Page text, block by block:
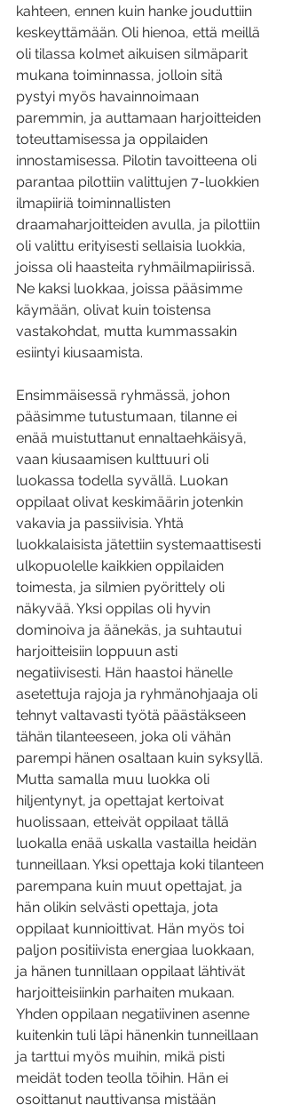
kahteen, ennen kuin hanke jouduttiin
keskeyttämään. Oli hienoa, että meillä
oli tilassa kolmet aikuisen silmäparit
mukana toiminnassa, jolloin sitä
pystyi myös havainnoimaan
paremmin, ja auttamaan harjoitteiden
toteuttamisessa ja oppilaiden
innostamisessa. Pilotin tavoitteena oli
parantaa pilottiin valittujen 7-luokkien
ilmapiiriä toiminnallisten
draamaharjoitteiden avulla, ja pilottiin
oli valittu erityisesti sellaisia luokkia,
joissa oli haasteita ryhmäilmapiirissä.
Ne kaksi luokkaa, joissa pääsimme
käymään, olivat kuin toistensa
vastakohdat, mutta kummassakin
esiintyi kiusaamista.
Ensimmäisessä ryhmässä, johon
pääsimme tutustumaan, tilanne ei
enää muistuttanut ennaltaehkäisyä,
vaan kiusaamisen kulttuuri oli
luokassa todella syvällä. Luokan
oppilaat olivat keskimäärin jotenkin
vakavia ja passiivisia. Yhtä
luokkalaisista jätettiin systemaattisesti
ulkopuolelle kaikkien oppilaiden
toimesta, ja silmien pyörittely oli
näkyvää. Yksi oppilas oli hyvin
dominoiva ja äänekäs, ja suhtautui
harjoitteisiin loppuun asti
negatiivisesti. Hän haastoi hänelle
asetettuja rajoja ja ryhmänohjaaja oli
tehnyt valtavasti työtä päästäkseen
tähän tilanteeseen, joka oli vähän
parempi hänen osaltaan kuin syksyllä.
Mutta samalla muu luokka oli
hiljentynyt, ja opettajat kertoivat
huolissaan, etteivät oppilaat tällä
luokalla enää uskalla vastailla heidän
tunneillaan. Yksi opettaja koki tilanteen
parempana kuin muut opettajat, ja
hän olikin selvästi opettaja, jota
oppilaat kunnioittivat. Hän myös toi
paljon positiivista energiaa luokkaan,
ja hänen tunnillaan oppilaat lähtivät
harjoitteisiinkin parhaiten mukaan.
Yhden oppilaan negatiivinen asenne
kuitenkin tuli läpi hänenkin tunneillaan
ja tarttui myös muihin, mikä pisti
meidät toden teolla töihin. Hän ei
osoittanut nauttivansa mistään